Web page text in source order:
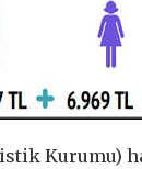
Kurumu)